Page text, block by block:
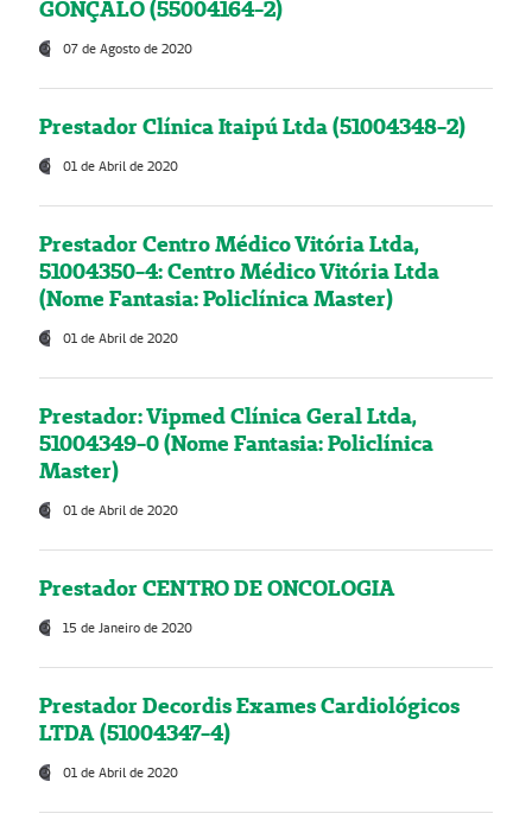
GONÇALO (55004164-2)
07 de Agosto de 2020
Prestador Clínica Itaipú Ltda (51004348-2)
01 de Abril de 2020
Prestador Centro Médico Vitória Ltda,
51004350-4: Centro Médico Vitória Ltda
(Nome Fantasia: Policlínica Master)
01 de Abril de 2020
Prestador: Vipmed Clínica Geral Ltda,
51004349-0 (Nome Fantasia: Policlínica
Master)
01 de Abril de 2020
Prestador CENTRO DE ONCOLOGIA
15 de Janeiro de 2020
Prestador Decordis Exames Cardiológicos
LTDA (51004347-4)
01 de Abril de 2020